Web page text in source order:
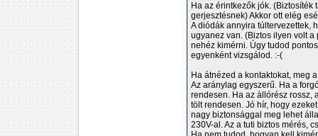
Ha az érintkezők jók.
gerjesztésnek) Akkor ott elég
A diódák annyira túltervezettek,
ugyanez van. (Biztos ilyen volt
nehéz kimérni. Úgy tudod
egyenként vizsgálod. :-(
Ha átnézed a kontaktokat, meg
Az aránylag egyszerű. Ha a
rendesen. Ha az állórész rossz,
tölt rendesen. Jó hír, hogy
nagy biztonsággal meg lehet
230V-al. Az a tuti biztos mérés,